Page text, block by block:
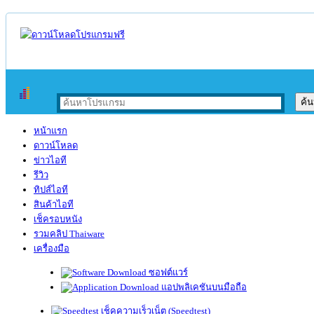
หน้าแรก
ดาวน์โหลด
ข่าวไอที
รีวิว
ทิปส์ไอที
สินค้าไอที
เช็ครอบหนัง
รวมคลิป Thaiware
เครื่องมือ
ซอฟต์แวร์
แอปพลิเคชันบนมือถือ
เช็คความเร็วเน็ต (Speedtest)